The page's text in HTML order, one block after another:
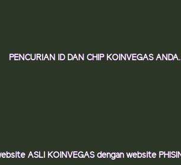
PENCURIAN ID DAN CHIP KOINVEGAS ANDA.
ASLI KOINVEGAS dengan website